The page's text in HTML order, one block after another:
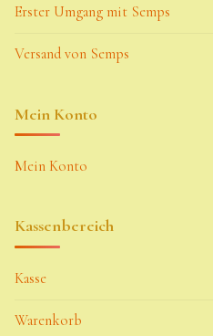
Erster Umgang mit Semps
Versand von Semps
Mein Konto
Mein Konto
Kassenbereich
Kasse
Warenkorb